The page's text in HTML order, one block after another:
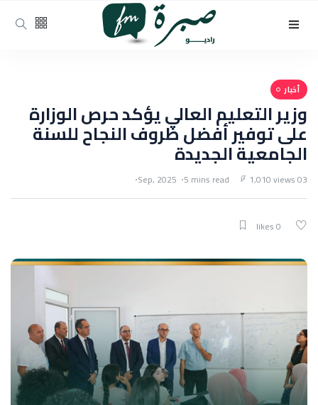
أخبار
وزير التعليم العالي يؤكد حرص الوزارة
على توفير أفضل ظروف النجاح للسنة
الجامعية الجديدة
03 Sep, 2025
5 mins read 1,010 views